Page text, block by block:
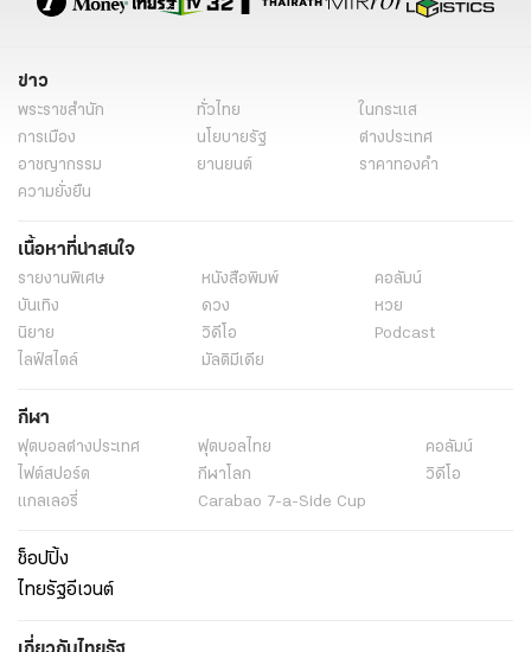
ศาลรัฐธรรมนูญ ล่าสุด คลิปเสียงแพทองธารฮุนเซน คดีคลิปเสียงนายก
ข่าวด่วน
ข่าว
พระราชสำนัก ทั่วไทย
ในกระแส
การเมือง
นโยบายรัฐ
ต่างประเทศ
อาชญากรรม
ยานยนต์
ราคาทองคำ
ความยั่งยืน
เนื้อหาที่น่าสนใจ
รายงานพิเศษ หนังสือพิมพ์
คอลัมน์
บันเทิง
ดวง
หวย
นิยาย
วิดีโอ
Podcast
ไลฟ์สไตล์
มัลติมีเดีย
กีฬา
ฟุตบอลต่่างประเทศ ฟุตบอลไทย
คอลัมน์
ไฟต์สปอร์ต
กีฬาโลก
วิดีโอ
แกลเลอรี่
Carabao 7-a-Side Cup
ช็อปปิ้ง
ไทยรัฐอีเวนต์